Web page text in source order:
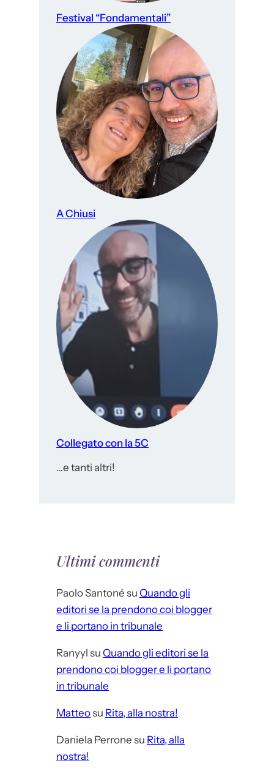
Festival “Fondamentali”
A Chiusi
Collegato con la 5C
…e tanti altri!
Ultimi commenti
Paolo Santoné su Quando gli
editori se la prendono coi blogger
e li portano in tribunale
Ranyyl su Quando gli editori se la
prendono coi blogger e li portano
in tribunale
Matteosu Rita, alla nostra!
Daniela Perrone su Rita, alla
nostra!